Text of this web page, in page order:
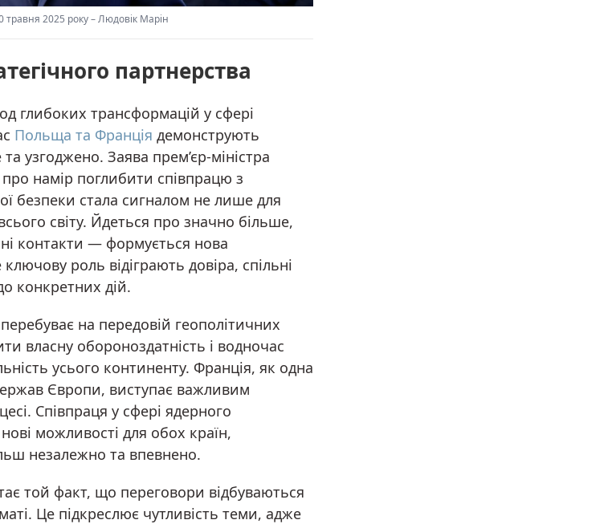
травня 2025 року–Людовік Марін
партнерства
глибоких трансформацій у сфері
Польща та Франція демонструють
узгоджено. Заява прем’єр-міністра
намір поглибити співпрацю з
безпеки стала сигналом не лише для
світу. Йдеться про значно більше,
контакти — формується нова
роль відіграють довіра, спільні
конкретних дій.
на передовій геополітичних
власну обороноздатність і водночас
усього континенту. Франція, як одна
Європи, виступає важливим
Співпраця у сфері ядерного
можливості для обох країн,
незалежно та впевнено.
той факт, що переговори відбуваються
Це підкреслює чутливість теми, адже